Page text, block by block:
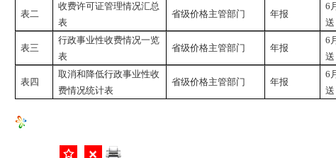
表二
收费许可证管理情况汇总
表
省级价格主管部门 年报
6
表三
行政事业性收费情况一览
表
省级价格主管部门 年报
6
表四
取消和降低行政事业性收
费情况统计表
省级价格主管部门 年报
6